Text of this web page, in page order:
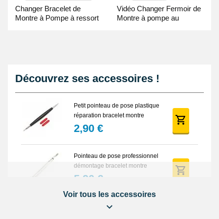
Changer Bracelet de
Montre à Pompe à ressort
Vidéo Changer Fermoir de
Montre à pompe au
Découvrez ses accessoires !
Petit pointeau de pose plastique
réparation bracelet montre
2,90 €
Pointeau de pose professionnel
démontage bracelet montre
5,90 €
Lot Outils Montre 12 pièces +
Voir tous les accessoires